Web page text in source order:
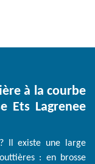
à la courbe
Ets Lagrenee
Il existe une large
: en brosse